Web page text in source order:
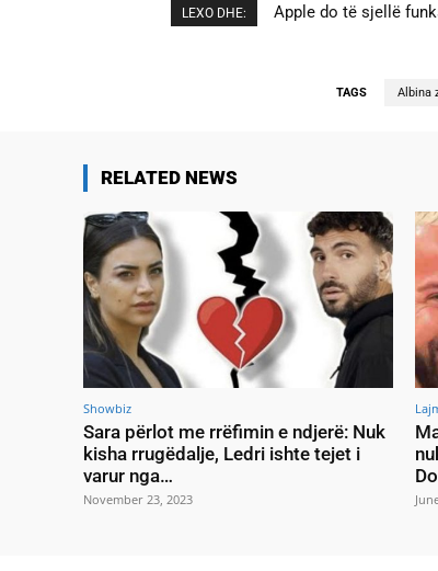
LEXO DHE: Apple do të sjellë
Cristiano Ronaldo
TAGS Albina
RELATED NEWS
Showbiz
Sara përlot me rrëfimin e ndjerë: Nuk
kisha rrugëdalje, Ledri ishte tejet i
varur nga…
November 23, 2023